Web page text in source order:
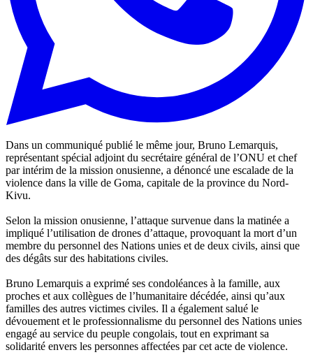
Dans un communiqué publié le même jour, Bruno Lemarquis,
représentant spécial adjoint du secrétaire général de l’ONU et chef
par intérim de la mission onusienne, a dénoncé une escalade de la
violence dans la ville de Goma, capitale de la province du Nord-
Kivu.
Selon la mission onusienne, l’attaque survenue dans la matinée a
impliqué l’utilisation de drones d’attaque, provoquant la mort d’un
membre du personnel des Nations unies et de deux civils, ainsi que
des dégâts sur des habitations civiles.
Bruno Lemarquis a exprimé ses condoléances à la famille, aux
proches et aux collègues de l’humanitaire décédée, ainsi qu’aux
familles des autres victimes civiles. Il a également salué le
dévouement et le professionnalisme du personnel des Nations unies
engagé au service du peuple congolais, tout en exprimant sa
solidarité envers les personnes affectées par cet acte de violence.